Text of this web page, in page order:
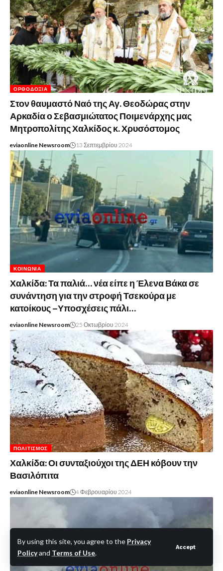
By using this site, you agree to the Privacy
Policyand Terms of Use.
Accept
ΟΡΘΟΔΟΞΊΑ
Στον θαυμαστό Ναό της Αγ. Θεοδώρας στην
Αρκαδία ο Σεβασμιώτατος Ποιμενάρχης μας
Μητροπολίτης Χαλκίδος κ. Χρυσόστομος
eviaonline Newsroom 13 Σεπτεμβρίου 2024
ΚΟΙΝΩΝΊΑ
Χαλκίδα: Τα παλιά… νέα είπε η Έλενα Βάκα σε
συνάντηση για την στροφή Τσεκούρα με
κατοίκους –Υποσχέσεις πάλι…
eviaonline Newsroom 25 Οκτωβρίου 2024
ΠΟΛΙΤΙΣΜΌΣ
Χαλκίδα: Οι συνταξιούχοι της ΔΕΗ κόβουν την
Βασιλόπιτα
eviaonline Newsroom 4 Φεβρουαρίου 2024